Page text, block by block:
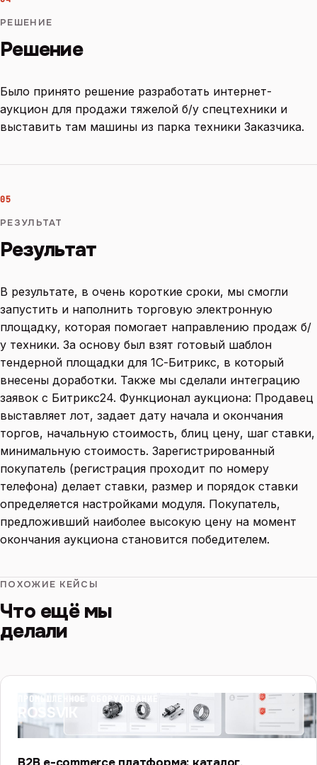
РЕШЕНИЕ
Решение
Было принято решение разработать интернет-
аукцион для продажи тяжелой б/у спецтехники и
выставить там машины из парка техники Заказчика.
05
РЕЗУЛЬТАТ
Результат
В результате, в очень короткие сроки, мы смогли
запустить и наполнить торговую электронную
площадку, которая помогает направлению продаж б/
у техники. За основу был взят готовый шаблон
тендерной площадки для 1С-Битрикс, в который
внесены доработки. Также мы сделали интеграцию
заявок с Битрикс24. Функционал аукциона: Продавец
выставляет лот, задает дату начала и окончания
торгов, начальную стоимость, блиц цену, шаг ставки,
минимальную стоимость. Зарегистрированный
покупатель (регистрация проходит по номеру
телефона) делает ставки, размер и порядок ставки
определяется настройками модуля. Покупатель,
предложивший наиболее высокую цену на момент
окончания аукциона становится победителем.
ПОХОЖИЕ КЕЙСЫ
Что ещё мы
делали
ПРОМЫШЛЕННОЕ ОБОРУДОВАНИЕ
ROSSVIK